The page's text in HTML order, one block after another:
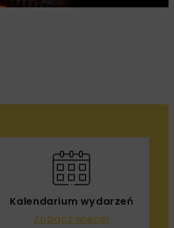
Kalendarium wydarzeń
Zobacz więcej